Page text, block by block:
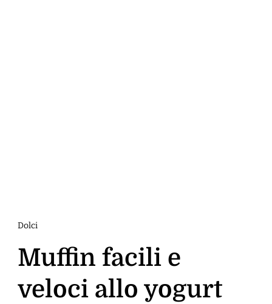
Dolci
Muffin facili e
veloci allo yogurt